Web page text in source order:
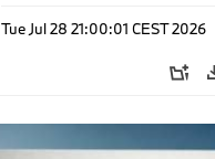
Tue Jul 28 21:00:01 CEST 2026